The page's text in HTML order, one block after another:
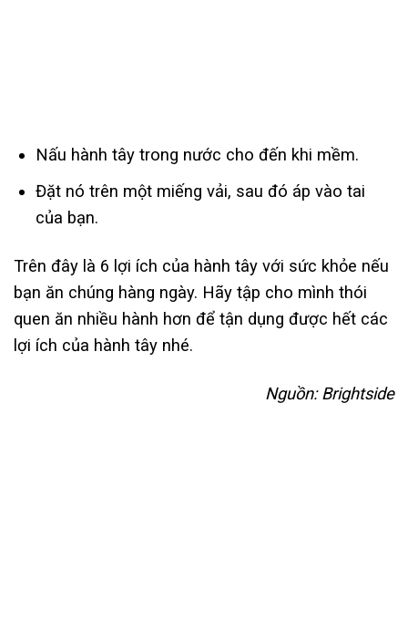
Nấu hành tây trong nước cho đến khi mềm.
Đặt nó trên một miếng vải, sau đó áp vào tai
của bạn.
Trên đây là 6 lợi ích của hành tây với sức khỏe nếu
bạn ăn chúng hàng ngày. Hãy tập cho mình thói
quen ăn nhiều hành hơn để tận dụng được hết các
lợi ích của hành tây nhé.
Nguồn: Brightside